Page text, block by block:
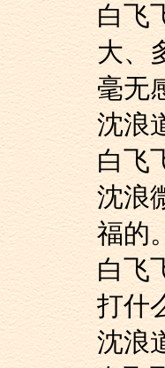

大、
毫无



福的

打什
